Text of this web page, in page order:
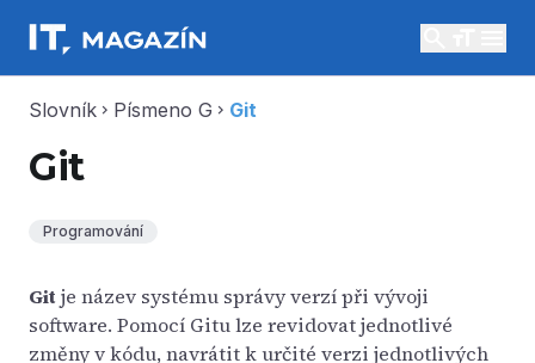
Slovník chevron_right Písmeno G chevron_right Git
Git
Programování
Git je název systému správy verzí při vývoji
software. Pomocí Gitu lze revidovat jednotlivé
změny v kódu, navrátit k určité verzi jednotlivých